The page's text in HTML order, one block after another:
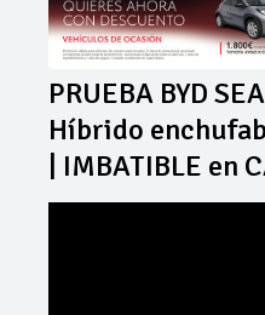
PRUEBA BYD
Híbrido
| IMBATIBLE en